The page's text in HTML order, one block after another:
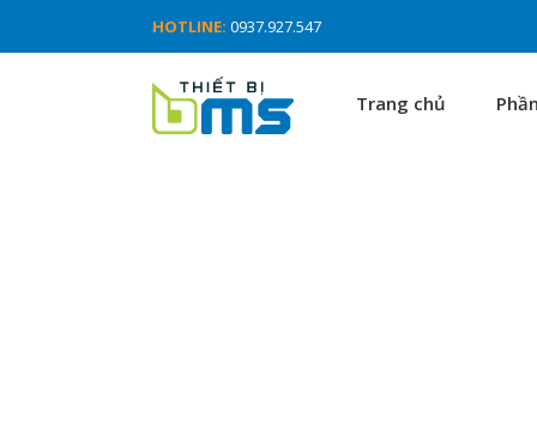
HOTLINE: 0937.927.547
Trang chủ